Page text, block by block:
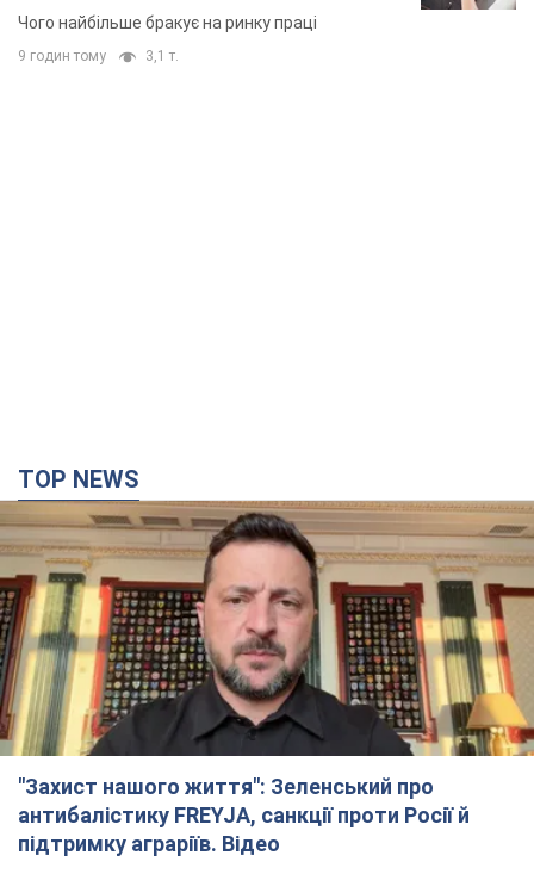
Чого найбільше бракує на ринку праці
9 годин тому 3,1 т.
TOP NEWS
"Захист нашого життя": Зеленський про
антибалістику FREYJA, санкції проти Росії й
підтримку аграріїв. Відео